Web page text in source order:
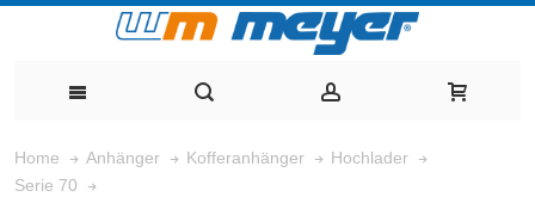
Home Anhänger Kofferanhänger
Hochlader
Serie 70